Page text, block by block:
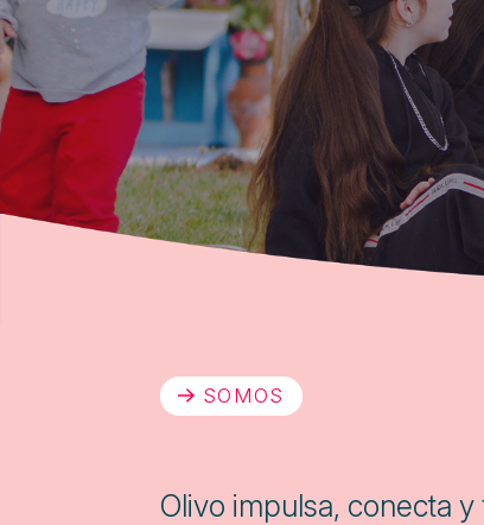
SOMOS
Olivo impulsa, conecta